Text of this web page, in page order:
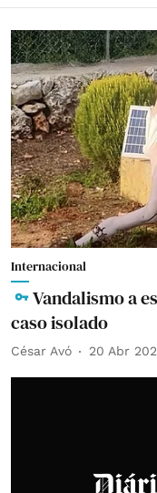
Internacional
Vandalismo a
caso isolado
César Avó 20 Abr